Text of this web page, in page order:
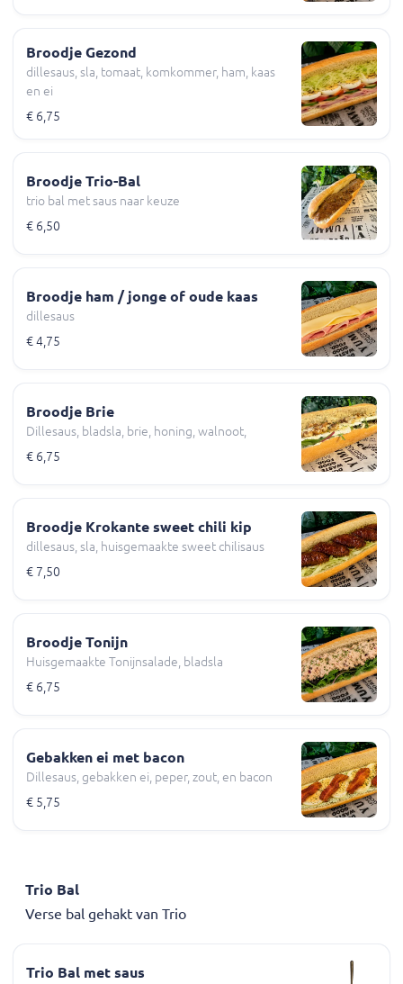
Broodje Gezond
dillesaus, sla, tomaat, komkommer, ham, kaas
en ei
€ 6,75
Broodje Trio-Bal
trio bal met saus naar keuze
€ 6,50
Broodje ham / jonge of oude kaas
dillesaus
€ 4,75
Broodje Brie
Dillesaus, bladsla, brie, honing, walnoot,
€ 6,75
Broodje Krokante sweet chili kip
dillesaus, sla, huisgemaakte sweet chilisaus
€ 7,50
Broodje Tonijn
Huisgemaakte Tonijnsalade, bladsla
€ 6,75
Gebakken ei met bacon
Dillesaus, gebakken ei, peper, zout, en bacon
€ 5,75
Trio Bal
Verse bal gehakt van Trio
Trio Bal met saus